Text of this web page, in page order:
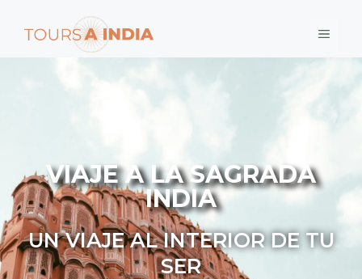
VIAJE A LA SAGRADA
INDIA
UN VIAJE AL INTERIOR DE TU
SER